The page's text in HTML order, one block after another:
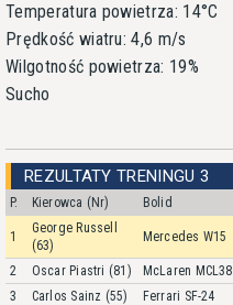
Temperatura powietrza: 14°C
Prędkość wiatru: 4,6 m/s
Wilgotność powietrza: 19%
Sucho
REZULTATY TRENINGU 3
P. Kierowca (Nr) Bolid
1
George Russell
(63)
Mercedes W15
2 Oscar Piastri (81) McLaren MCL38
3
Carlos Sainz (55) Ferrari SF-24